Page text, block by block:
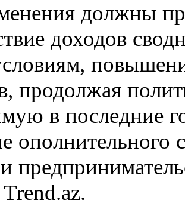
должны
доходов
продолжая
в последние
ополнительного
и